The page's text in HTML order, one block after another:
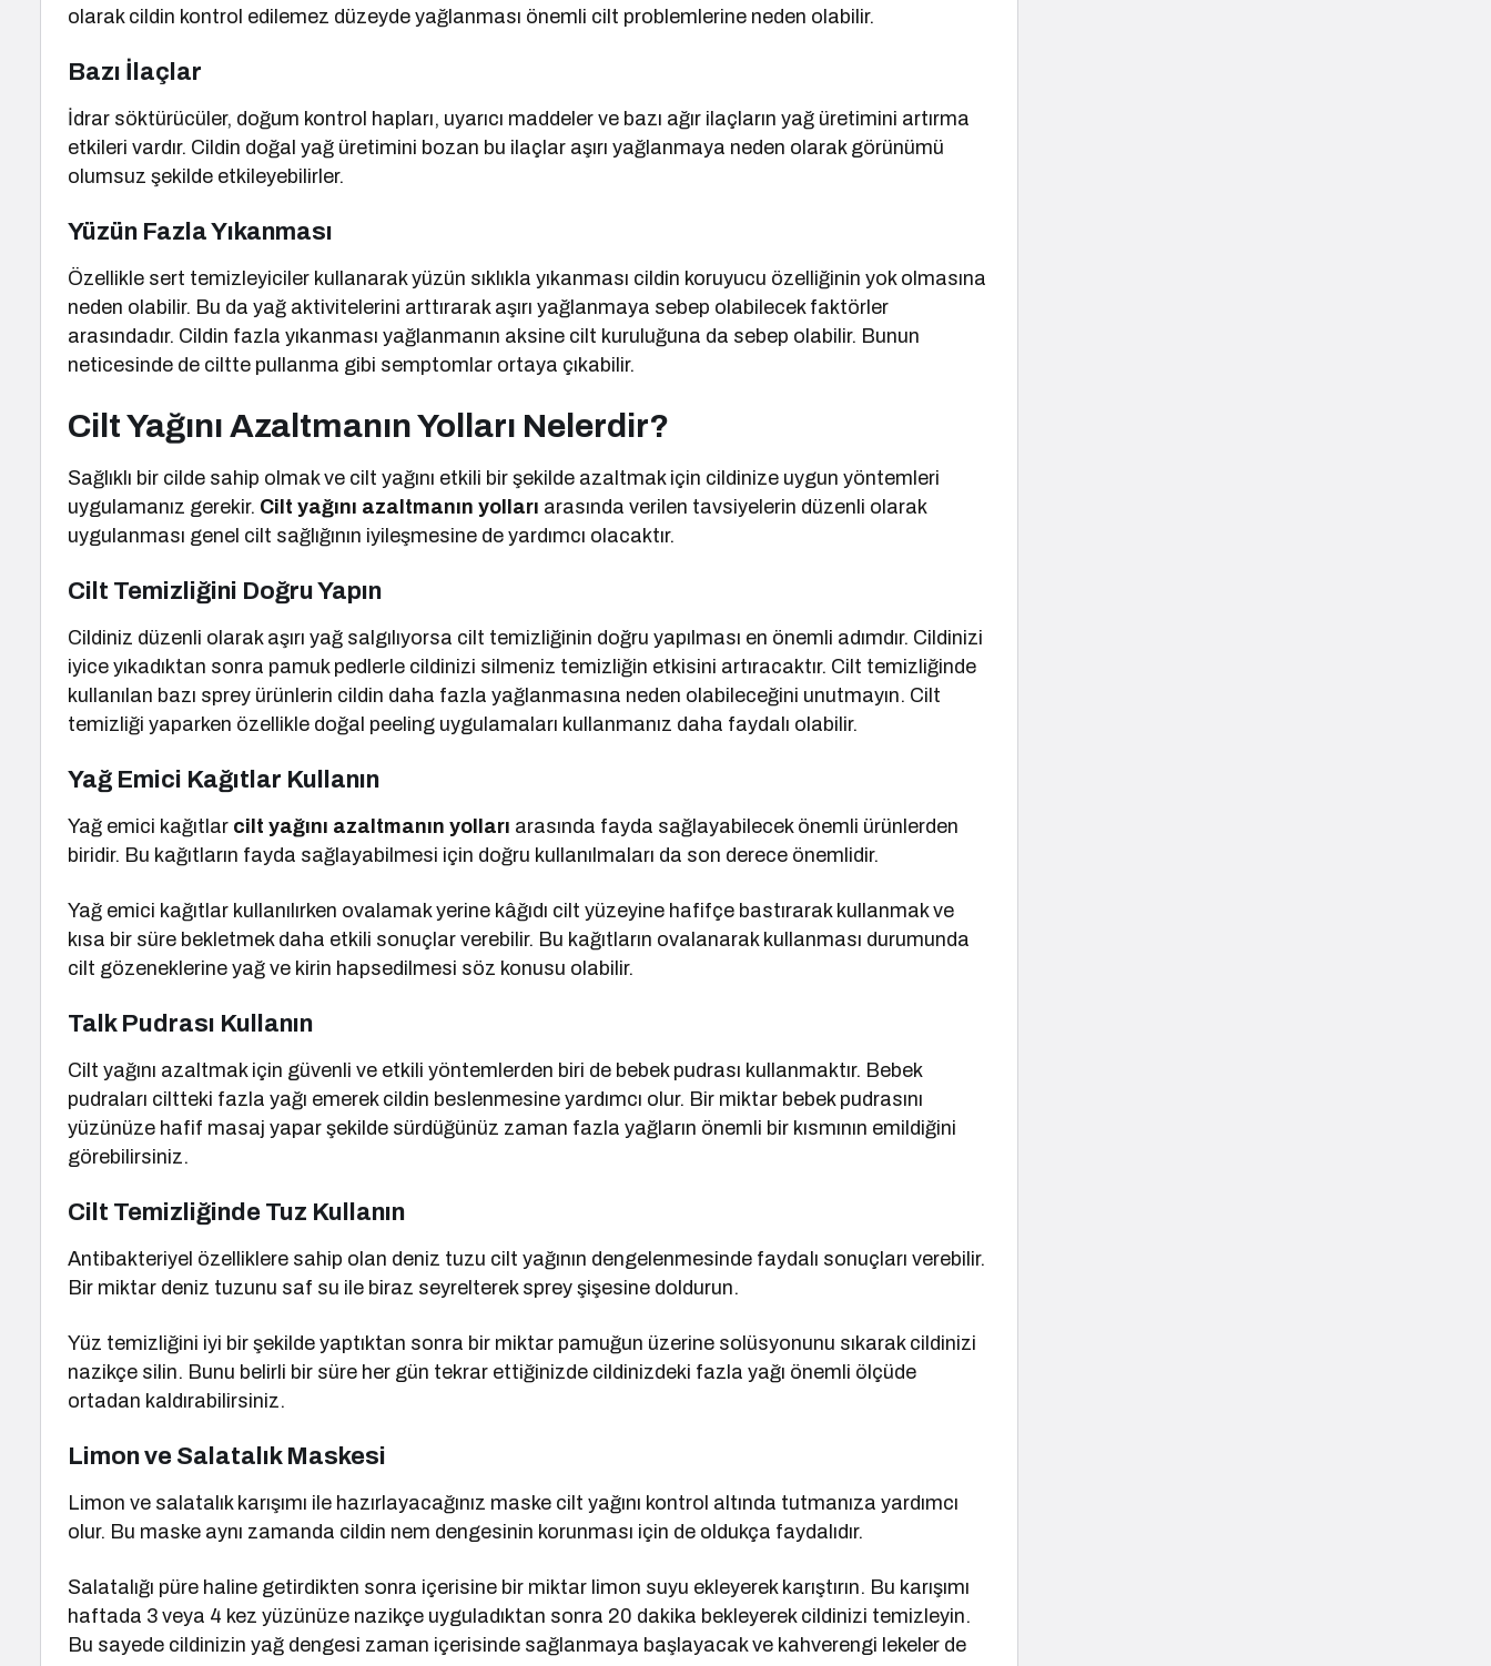
olarak cildin kontrol edilemez düzeyde yağlanması önemli cilt problemlerine neden olabilir.
Bazı İlaçlar
İdrar söktürücüler, doğum kontrol hapları, uyarıcı maddeler ve bazı ağır ilaçların yağ üretimini artırma
etkileri vardır. Cildin doğal yağ üretimini bozan bu ilaçlar aşırı yağlanmaya neden olarak görünümü
olumsuz şekilde etkileyebilirler.
Yüzün Fazla Yıkanması
Özellikle sert temizleyiciler kullanarak yüzün sıklıkla yıkanması cildin koruyucu özelliğinin yok olmasına
neden olabilir. Bu da yağ aktivitelerini arttırarak aşırı yağlanmaya sebep olabilecek faktörler
arasındadır. Cildin fazla yıkanması yağlanmanın aksine cilt kuruluğuna da sebep olabilir. Bunun
neticesinde de ciltte pullanma gibi semptomlar ortaya çıkabilir.
Cilt Yağını Azaltmanın Yolları Nelerdir?
Sağlıklı bir cilde sahip olmak ve cilt yağını etkili bir şekilde azaltmak için cildinize uygun yöntemleri
uygulamanız gerekir. Cilt yağını azaltmanın yolları arasında verilen tavsiyelerin düzenli olarak
uygulanması genel cilt sağlığının iyileşmesine de yardımcı olacaktır.
Cilt Temizliğini Doğru Yapın
Cildiniz düzenli olarak aşırı yağ salgılıyorsa cilt temizliğinin doğru yapılması en önemli adımdır. Cildinizi
iyice yıkadıktan sonra pamuk pedlerle cildinizi silmeniz temizliğin etkisini artıracaktır. Cilt temizliğinde
kullanılan bazı sprey ürünlerin cildin daha fazla yağlanmasına neden olabileceğini unutmayın. Cilt
temizliği yaparken özellikle doğal peeling uygulamaları kullanmanız daha faydalı olabilir.
Yağ Emici Kağıtlar Kullanın
Yağ emici kağıtlar cilt yağını azaltmanın yolları arasında fayda sağlayabilecek önemli ürünlerden
biridir. Bu kağıtların fayda sağlayabilmesi için doğru kullanılmaları da son derece önemlidir.
Yağ emici kağıtlar kullanılırken ovalamak yerine kâğıdı cilt yüzeyine hafifçe bastırarak kullanmak ve
kısa bir süre bekletmek daha etkili sonuçlar verebilir. Bu kağıtların ovalanarak kullanması durumunda
cilt gözeneklerine yağ ve kirin hapsedilmesi söz konusu olabilir.
Talk Pudrası Kullanın
Cilt yağını azaltmak için güvenli ve etkili yöntemlerden biri de bebek pudrası kullanmaktır. Bebek
pudraları ciltteki fazla yağı emerek cildin beslenmesine yardımcı olur. Bir miktar bebek pudrasını
yüzünüze hafif masaj yapar şekilde sürdüğünüz zaman fazla yağların önemli bir kısmının emildiğini
görebilirsiniz.
Cilt Temizliğinde Tuz Kullanın
Antibakteriyel özelliklere sahip olan deniz tuzu cilt yağının dengelenmesinde faydalı sonuçları verebilir.
Bir miktar deniz tuzunu saf su ile biraz seyrelterek sprey şişesine doldurun.
Yüz temizliğini iyi bir şekilde yaptıktan sonra bir miktar pamuğun üzerine solüsyonunu sıkarak cildinizi
nazikçe silin. Bunu belirli bir süre her gün tekrar ettiğinizde cildinizdeki fazla yağı önemli ölçüde
ortadan kaldırabilirsiniz.
Limon ve Salatalık Maskesi
Limon ve salatalık karışımı ile hazırlayacağınız maske cilt yağını kontrol altında tutmanıza yardımcı
olur. Bu maske aynı zamanda cildin nem dengesinin korunması için de oldukça faydalıdır.
Salatalığı püre haline getirdikten sonra içerisine bir miktar limon suyu ekleyerek karıştırın. Bu karışımı
haftada 3 veya 4 kez yüzünüze nazikçe uyguladıktan sonra 20 dakika bekleyerek cildinizi temizleyin.
Bu sayede cildinizin yağ dengesi zaman içerisinde sağlanmaya başlayacak ve kahverengi lekeler de